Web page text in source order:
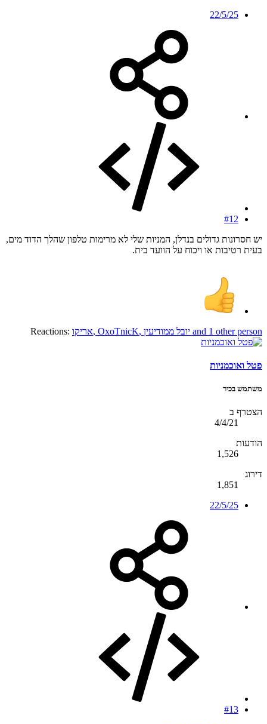
22/5/25
#12
יש חסרונות גדולים בנדלן, המניות שלי לא מרימות טלפון שהלך הדוד מים,
בעית רטיבות או ויכוח על הוועד בית.
Reactions: אריקו, OxoTnicK, יובל ממודיעין and 1 other person
פטל ואוכמניות
משתמש בכיר
הצטרף ב
4/4/21
הודעות
1,526
דירוג
1,851
22/5/25
#13